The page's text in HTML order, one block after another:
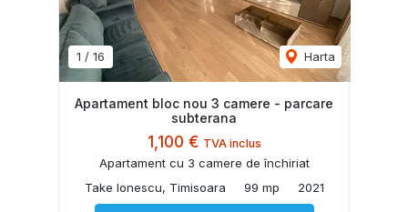
1 / 16 Harta
Apartament bloc nou 3 camere - parcare
subterana
1,100 € TVA inclus
Apartament cu 3 camere de închiriat
Take Ionescu, Timisoara
99 mp 2021